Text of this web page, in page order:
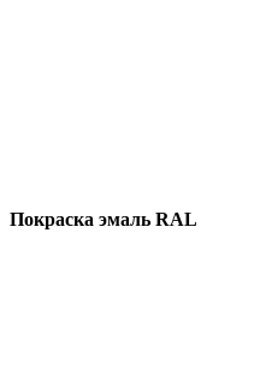
Покраска эмаль RAL